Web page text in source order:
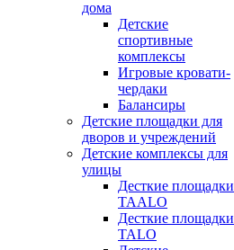
дома
Детские
спортивные
комплексы
Игровые кровати-
чердаки
Балансиры
Детские площадки для
дворов и учреждений
Детские комплексы для
улицы
Десткие площадки
TAALO
Десткие площадки
TALO